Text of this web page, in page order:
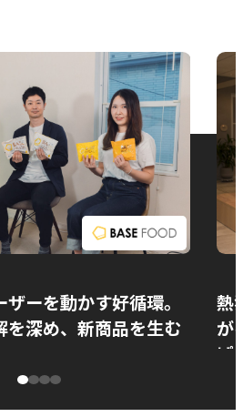
問い合わせ
ーを動かす好循環。
を深め、新商品を生む
熱
が
ぱ